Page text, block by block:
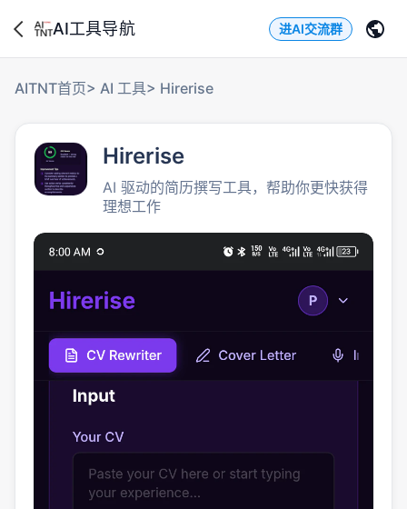
AI工具导航 进AI交流群
AITNT首页> AI 工具> Hirerise
Hirerise
AI 驱动的简历撰写工具，帮助你更快获得
理想工作